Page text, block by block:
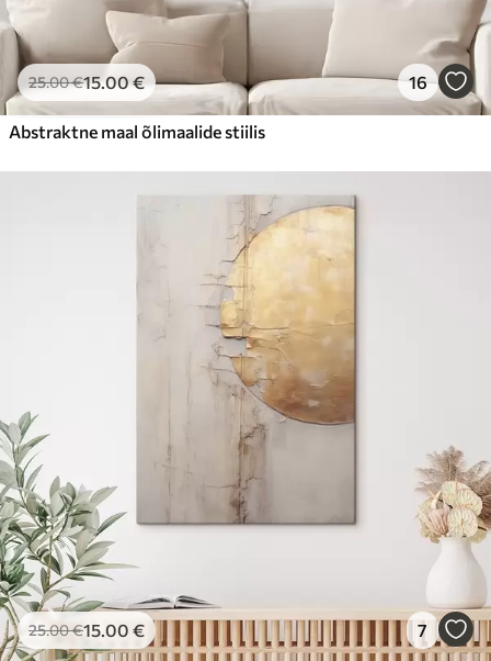
25.00€15.00€ 16
Abstraktne maal õlimaalide stiilis
25.00€15.00 € 7